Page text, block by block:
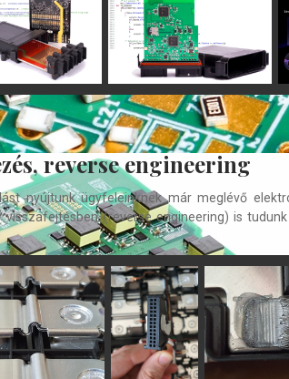
reverse engineering
nyújtunk ügyfeleinknek már meglévő
(reverse engineering) is